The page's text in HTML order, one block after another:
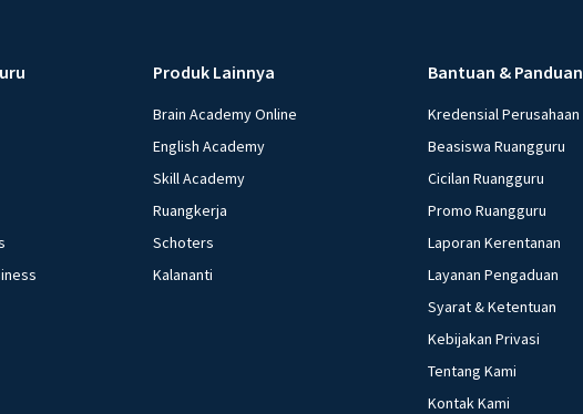
Produk Lainnya
Brain Academy Online
English Academy
Skill Academy
Ruangkerja
Schoters
Kalananti
Bantuan & Panduan
Kredensial Perusahaan
Beasiswa Ruangguru
Cicilan Ruangguru
Promo Ruangguru
Laporan Kerentanan
Layanan Pengaduan
Syarat & Ketentuan
Kebijakan Privasi
Tentang Kami
Kontak Kami